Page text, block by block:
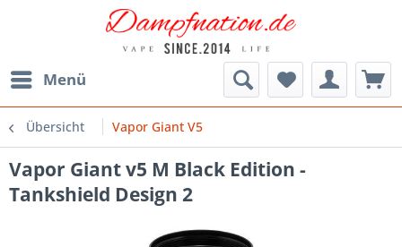
Menü
Übersicht Vapor Giant V5
Vapor Giant v5 M Black Edition -
Tankshield Design 2